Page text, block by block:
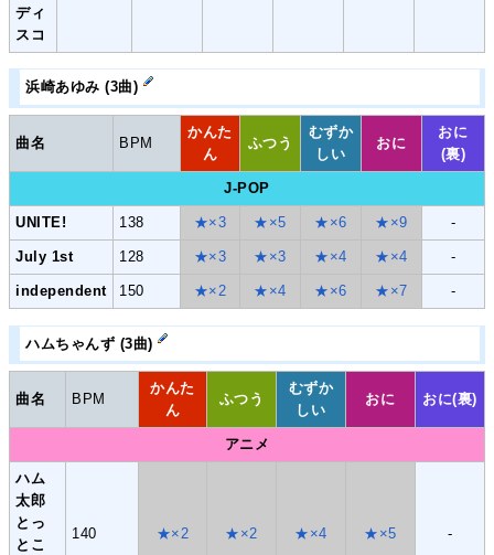
ディ
スコ
浜崎あゆみ (3曲)
曲名 BPM
かんた
ん
ふつう
むずか
しい
おに
おに
(裏)
J-POP
UNITE! 138 ★×3 ★×5 ★×6 ★×9 -
July 1st 128 ★×3 ★×3 ★×4 ★×4 -
independent 150 ★×2 ★×4 ★×6 ★×7 -
ハムちゃんず (3曲)
曲名 BPM
かんた
ん
ふつう
むずか
しい
おに おに(裏)
アニメ
ハム
太郎
とっ
とこ
140 ★×2 ★×2 ★×4 ★×5 -